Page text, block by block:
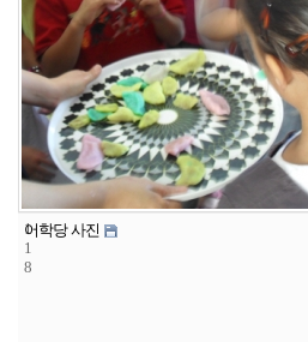
1
1
8
어학당 사진